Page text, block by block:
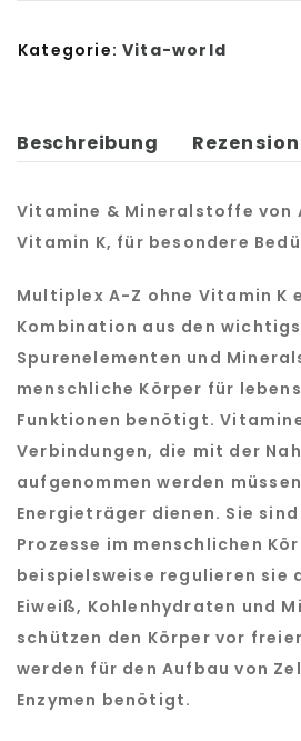
Kategorie: Vita-world
Beschreibung
Vitamine & Mineralstoffevon
Vitamin K, für besondere
Multiplex A-Z ohne Vitamin K
Kombination aus den
Spurenelementen und
menschliche Körper für
Funktionen benötigt.
Verbindungen, die mit der
aufgenommen werden
Energieträger dienen. Sie
Prozesse im menschlichen
beispielsweise regulieren sie
Eiweiß, Kohlenhydraten und
schützen den Körper vor
werden für den Aufbau von
Enzymen benötigt.